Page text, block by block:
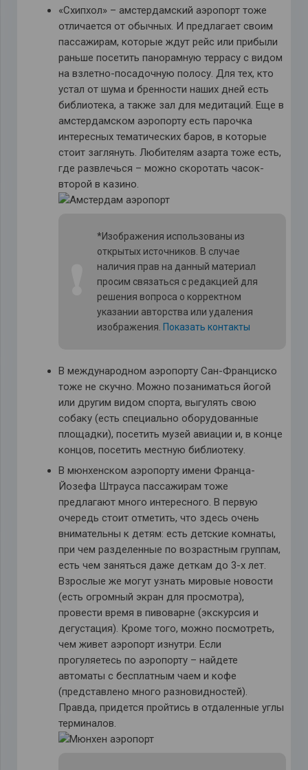
«Схипхол» – амстердамский аэропорт тоже
отличается от обычных. И предлагает своим
пассажирам, которые ждут рейс или прибыли
раньше посетить панорамную террасу с видом
на взлетно-посадочную полосу. Для тех, кто
устал от шума и бренности наших дней есть
библиотека, а также зал для медитаций. Еще в
амстердамском аэропорту есть парочка
интересных тематических баров, в которые
стоит заглянуть. Любителям азарта тоже есть,
где развлечься – можно скоротать часок-
второй в казино.
*Изображения использованы из
открытых источников. В случае
наличия прав на данный материал
просим связаться с редакцией для
решения вопроса о корректном
указании авторства или удаления
изображения. Показать контакты
В международном аэропорту Сан-Франциско
тоже не скучно. Можно позаниматься йогой
или другим видом спорта, выгулять свою
собаку (есть специально оборудованные
площадки), посетить музей авиации и, в конце
концов, посетить местную библиотеку.
В мюнхенском аэропорту имени Франца-
Йозефа Штрауса пассажирам тоже
предлагают много интересного. В первую
очередь стоит отметить, что здесь очень
внимательны к детям: есть детские комнаты,
при чем разделенные по возрастным группам,
есть чем заняться даже деткам до 3-х лет.
Взрослые же могут узнать мировые новости
(есть огромный экран для просмотра),
провести время в пивоварне (экскурсия и
дегустация). Кроме того, можно посмотреть,
чем живет аэропорт изнутри. Если
прогуляетесь по аэропорту – найдете
автоматы с бесплатным чаем и кофе
(представлено много разновидностей).
Правда, придется пройтись в отдаленные углы
терминалов.